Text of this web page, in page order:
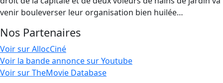
venir bouleverser leur organisation bien huilée…
Nos Partenaires
Voir sur AllocCiné
Voir la bande annonce sur Youtube
Voir sur TheMovie Database